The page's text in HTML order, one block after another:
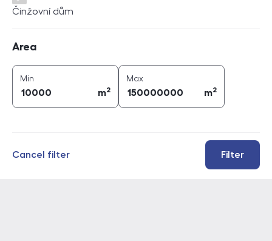
Činžovní dům
Area
Min
m2
Maxarea (
m2
Filter
Cancel filter